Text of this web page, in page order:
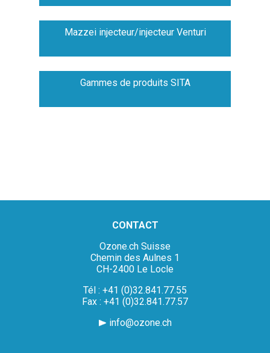
Mazzei injecteur/injecteur Venturi
Gammes de produits SITA
CONTACT
Ozone.ch Suisse
Chemin des Aulnes 1
CH-2400 Le Locle
Tél : +41 (0)32.841.77.55
Fax : +41 (0)32.841.77.57
info@ozone.ch